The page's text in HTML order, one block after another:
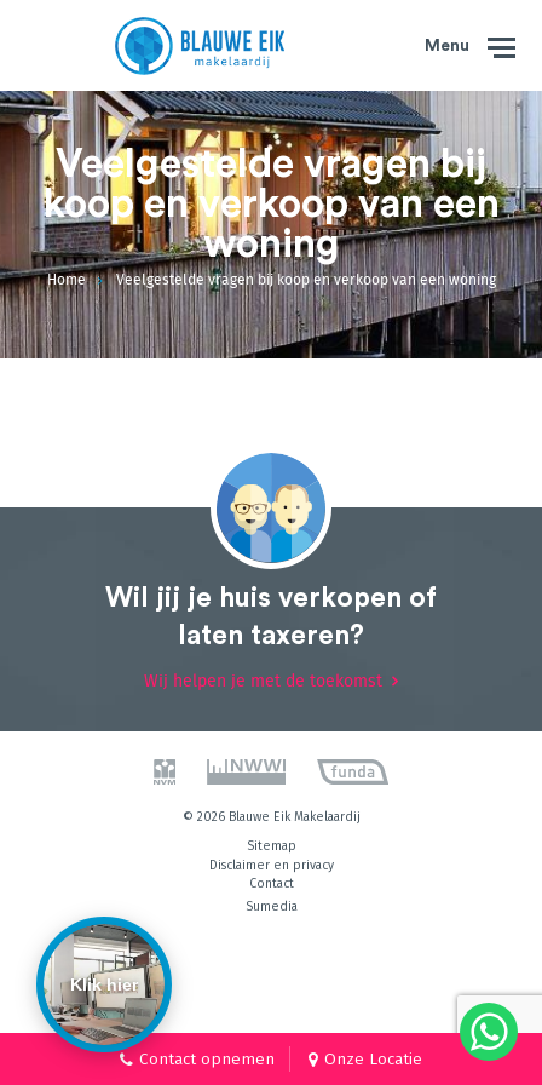
Menu
Veelgestelde vragen bij
koop en verkoop van een
woning
Home Veelgestelde vragen bij koop en verkoop van een woning
Wil jij je huis verkopen of
laten taxeren?
Wij helpen je met de toekomst
© 2026 Blauwe Eik Makelaardij
Sitemap
Disclaimer en privacy
Contact
Sumedia
Contact opnemen Onze Locatie
Klik hier